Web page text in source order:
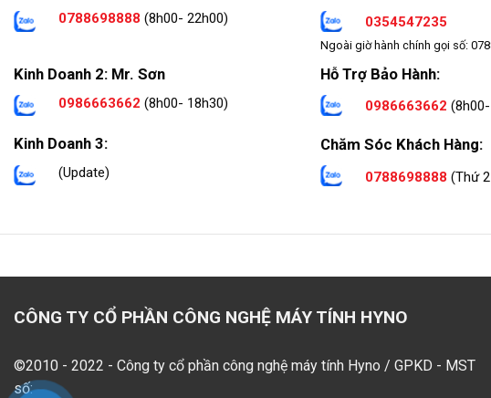
0788698888 (8h00- 22h00)
Kinh Doanh 2: Mr. Sơn
0986663662 (8h00- 18h30)
Kinh Doanh 3:
(Update)
0354547235
Ngoài giờ hành chính gọi số:
Hỗ Trợ Bảo Hành:
0986663662
Chăm Sóc Khách Hàng:
0788698888 (Thứ
CÔNG TY CỔ PHẦN CÔNG NGHỆ MÁY TÍNH HYNO
©2010 - 2022 - Công ty cổ phần công nghệ máy tính Hyno / GPKD - MST
số: